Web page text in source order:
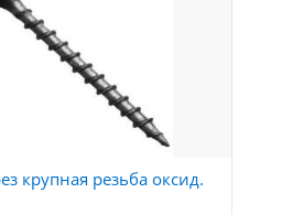
крупная резьба оксид.